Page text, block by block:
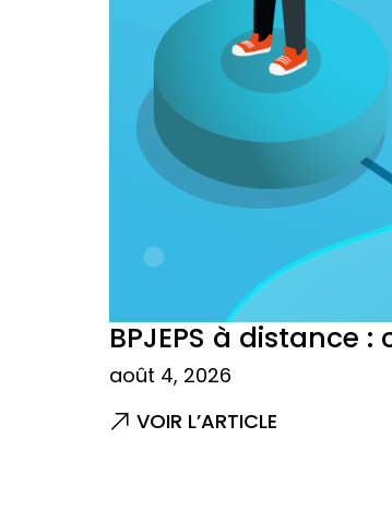
BPJEPS à distance
août 4, 2026
VOIR L’ARTICLE